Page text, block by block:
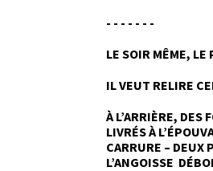
- - - - - - -
LE SOIR MÊME, LE
IL VEUT RELIRE
À L’ARRIÈRE, DES
LIVRÉS À
CARRURE –
L’ANGOISSE